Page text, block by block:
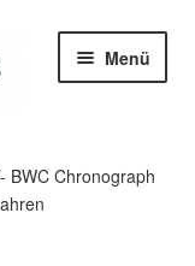
Menü
BWC Chronograph